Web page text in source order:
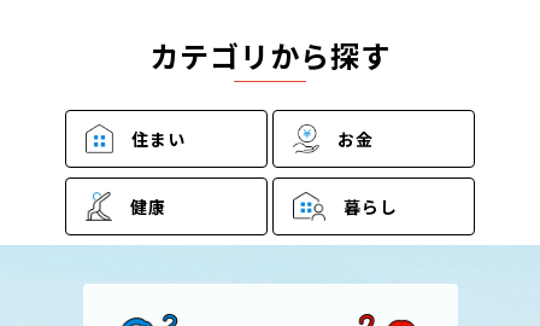
カテゴリから探す
住まい お金
健康 暮らし